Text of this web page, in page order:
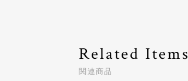
Related Items
関連商品